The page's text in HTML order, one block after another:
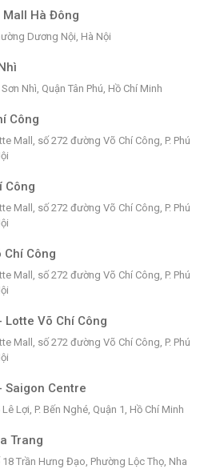
Mall Hà Đông
Dương Nội, Hà Nội
Nhì, Quận Tân Phú, Hồ Chí Minh
Công
Mall, số 272 đường Võ Chí Công, P. Phú
Công
Mall, số 272 đường Võ Chí Công, P. Phú
Chí Công
Mall, số 272 đường Võ Chí Công, P. Phú
Võ Chí Công
Mall, số 272 đường Võ Chí Công, P. Phú
Saigon Centre
Lợi, P. Bến Nghé, Quận 1, Hồ Chí Minh
Trang
Trần Hưng Đạo, Phường Lộc Thọ, Nha